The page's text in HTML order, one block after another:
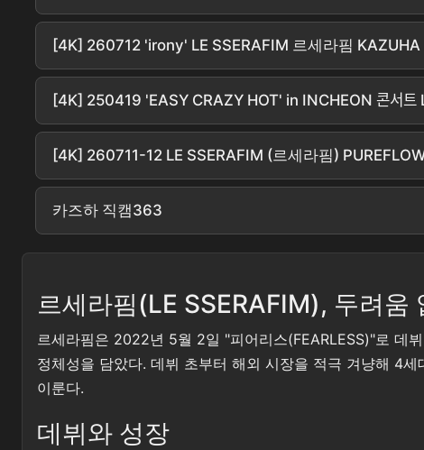
[4K] 260712 'irony' LE SSERAFIM 르세라핌
[4K] 250419 'EASY CRAZY HOT' in INCHEON 콘서트
[4K] 260711-12 LE SSERAFIM (르세라핌)
카즈하 직캠363
르세라핌(LE SSERAFIM), 두려움
르세라핌은 2022년 5월 2일 "피어리스(FEARLESS)"로 데
정체성을 담았다. 데뷔 초부터 해외 시장을 적극 겨냥해 4
이룬다.
데뷔와 성장